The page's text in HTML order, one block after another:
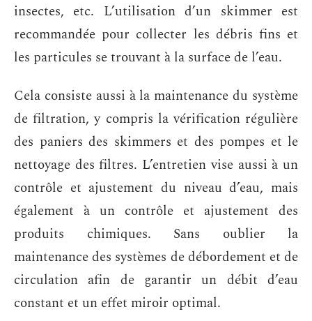
insectes, etc. L’utilisation d’un skimmer est
recommandée pour collecter les débris fins et
les particules se trouvant à la surface de l’eau.
Cela consiste aussi à la maintenance du système
de filtration, y compris la vérification régulière
des paniers des skimmers et des pompes et le
nettoyage des filtres. L’entretien vise aussi à un
contrôle et ajustement du niveau d’eau, mais
également à un contrôle et ajustement des
produits chimiques. Sans oublier la
maintenance des systèmes de débordement et de
circulation afin de garantir un débit d’eau
constant et un effet miroir optimal.